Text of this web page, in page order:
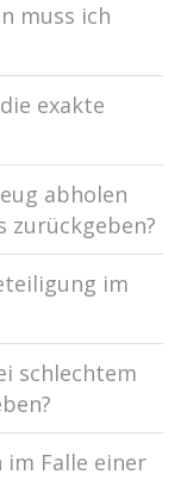
muss ich
exakte
abholen
zurückgeben?
im
schlechtem
im Falle einer